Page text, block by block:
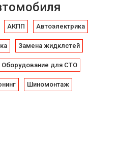
АКПП Автоэлектрика
Замена жидклстей
Оборудование для СТО
Шиномонтаж